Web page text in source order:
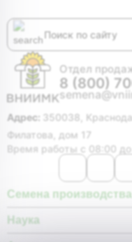
Отдел
8 (800)
Адрес: 350038,
Филатова, дом 17
Время работы с 08:00 до
Семена
Наука